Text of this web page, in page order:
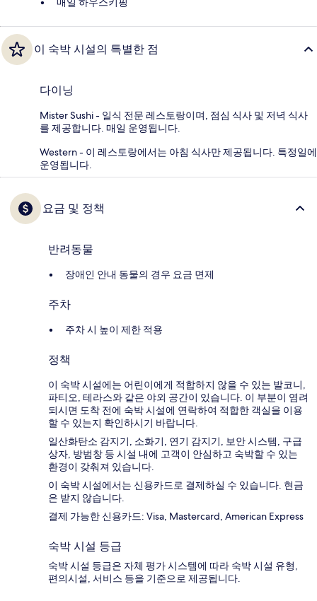
이 숙박 시설의 특별한 점
다이닝
Mister Sushi - 일식 전문 레스토랑이며, 점심 식사 및 저녁 식사
를 제공합니다. 매일 운영됩니다.
Western - 이 레스토랑에서는 아침 식사만 제공됩니다. 특정일에
운영됩니다.
요금 및 정책
반려동물
장애인 안내 동물의 경우 요금 면제
주차
주차 시 높이 제한 적용
정책
이 숙박 시설에는 어린이에게 적합하지 않을 수 있는 발코니,
파티오, 테라스와 같은 야외 공간이 있습니다. 이 부분이 염려
되시면 도착 전에 숙박 시설에 연락하여 적합한 객실을 이용
할 수 있는지 확인하시기 바랍니다.
일산화탄소 감지기, 소화기, 연기 감지기, 보안 시스템, 구급
상자, 방범창 등 시설 내에 고객이 안심하고 숙박할 수 있는
환경이 갖춰져 있습니다.
이 숙박 시설에서는 신용카드로 결제하실 수 있습니다. 현금
은 받지 않습니다.
결제 가능한 신용카드: Visa, Mastercard, American Express
숙박 시설 등급
숙박 시설 등급은 자체 평가 시스템에 따라 숙박 시설 유형,
편의시설, 서비스 등을 기준으로 제공됩니다.